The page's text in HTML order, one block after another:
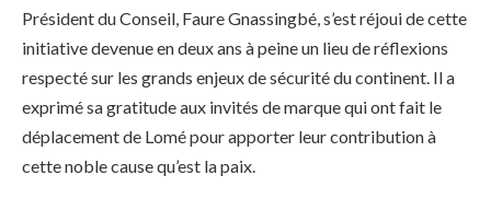
Président du Conseil, Faure Gnassingbé, s’est réjoui de cette
initiative devenue en deux ans à peine un lieu de réflexions
respecté sur les grands enjeux de sécurité du continent. Il a
exprimé sa gratitude aux invités de marque qui ont fait le
déplacement de Lomé pour apporter leur contribution à
cette noble cause qu’est la paix.